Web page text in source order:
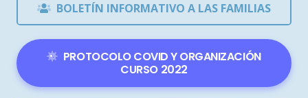
BOLETÍN INFORMATIVO A LAS FAMILIAS
PROTOCOLO COVID Y ORGANIZACIÓN
CURSO 2022